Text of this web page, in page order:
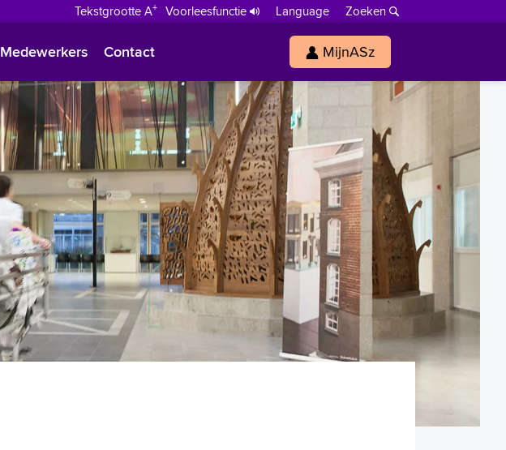
Tekstgrootte A+ Voorleesfunctie Language
Zoeken
Polski
Türkçe
Arabisch
Medewerkers Contact MijnASz